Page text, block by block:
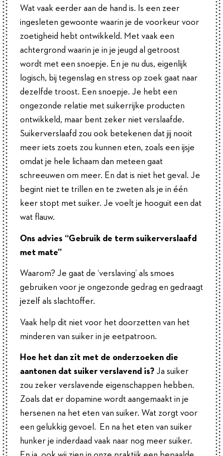
Wat vaak eerder aan de hand is. Is een zeer
ingesleten gewoonte waarin je de voorkeur voor
zoetigheid hebt ontwikkeld. Met vaak een
achtergrond waarin je in je jeugd al getroost
wordt met een snoepje. En je nu dus, eigenlijk
logisch, bij tegenslag en stress op zoek gaat naar
dezelfde troost. Een snoepje. Je hebt een
ongezonde relatie met suikerrijke producten
ontwikkeld, maar bent zeker niet verslaafde.
Suikerverslaafd zou ook betekenen dat jij nooit
meer iets zoets zou kunnen eten, zoals een ijsje
omdat je hele lichaam dan meteen gaat
schreeuwen om meer. En dat is niet het geval. Je
begint niet te trillen en te zweten als je in één
keer stopt met suiker. Je voelt je hooguit een dat
wat flauw.
Ons advies “Gebruik de term suikerverslaafd
met mate”
Waarom? Je gaat de ‘verslaving’ als smoes
gebruiken voor je ongezonde gedrag en gedraagt
jezelf als slachtoffer.
Vaak help dit niet voor het doorzetten van het
minderen van suiker in je eetpatroon.
Hoe het dan zit met de onderzoeken die
aantonen dat suiker verslavend is? Ja suiker
zou zeker verslavende eigenschappen hebben.
Zoals dat er dopamine wordt aangemaakt in je
hersenen na het eten van suiker. Wat zorgt voor
een gelukkig gevoel. En na het eten van suiker
hunker je inderdaad vaak naar nog meer suiker.